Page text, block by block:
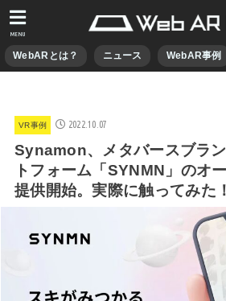
WebARとは？ ニュース WebAR事例
MENU
VR事例 2022.10.07
Synamon、メタバースブラ
トフォーム「SYNMN」のオ
提供開始。実際に触ってみた！